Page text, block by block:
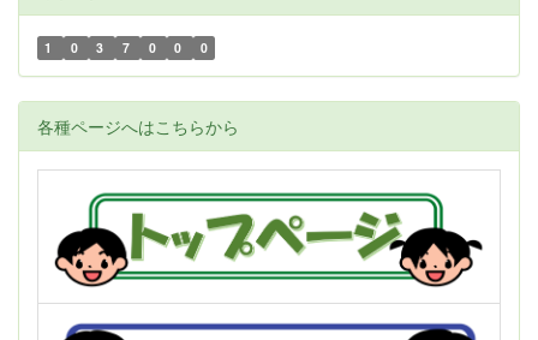
1 0 3 7 0 0 0
各種ページへはこちらから